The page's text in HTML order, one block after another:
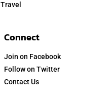
Travel
Connect
Join on Facebook
Follow on Twitter
Contact Us